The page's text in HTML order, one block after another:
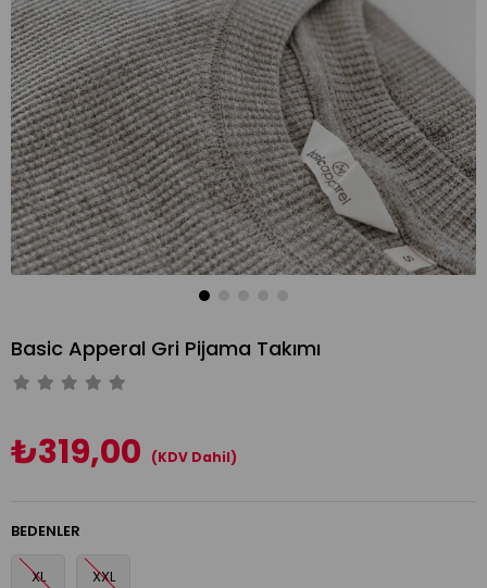
Basic Apperal Gri Pijama Takımı
₺319,00 (KDV Dahil)
BEDENLER
XL XXL